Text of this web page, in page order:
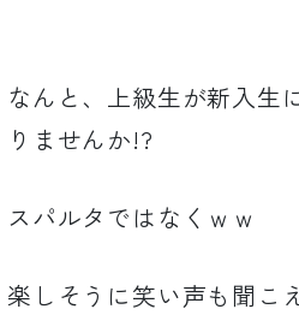
なんと、上級生が新入生
りませんか!?
スパルタではなくｗｗ
楽しそうに笑い声も聞こ